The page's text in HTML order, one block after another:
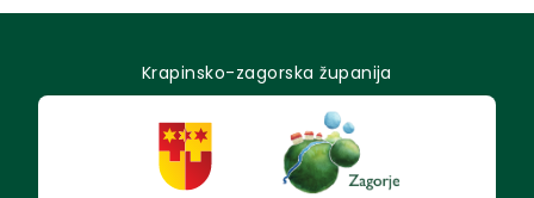
Krapinsko-zagorska županija